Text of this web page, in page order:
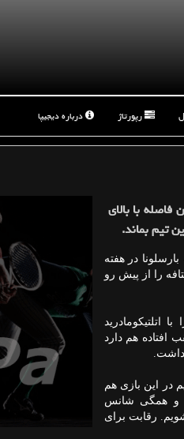
رپورتاژ درباره دیجیپا
با بالای
تیم بماند.
در هفته
با نتیجه ۵ بر دو ختافه را از پیش رو
را با اتلتیکومادرید
عقب افتاده هم دارد
در این بازی هم
و همگی شانس
رقابت برای